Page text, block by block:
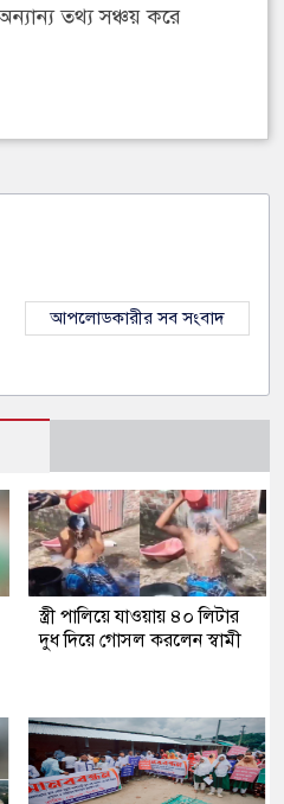
তথ্য সঞ্চয় করে
আপলোডকারীর সব সংবাদ
স্ত্রী পালিয়ে যাওয়ায় ৪০ লিটার
দুধ দিয়ে গোসল করলেন স্বামী